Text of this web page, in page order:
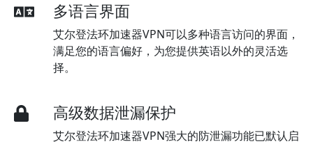
多语言界面
艾尔登法环加速器VPN可以多种语言访问的界面，
满足您的语言偏好，为您提供英语以外的灵活选
择。
高级数据泄漏保护
艾尔登法环加速器VPN强大的防泄漏功能已默认启